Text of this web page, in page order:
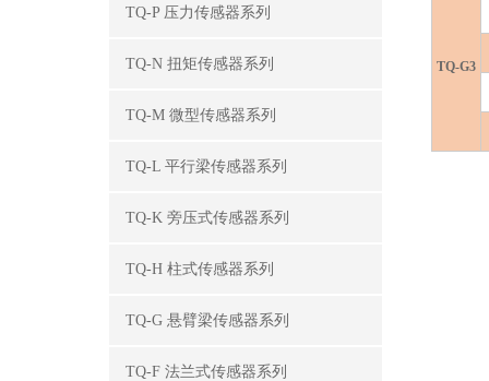
TQ-P 压力传感器系列
TQ-N 扭矩传感器系列
TQ-M 微型传感器系列
TQ-L 平行梁传感器系列
TQ-K 旁压式传感器系列
TQ-H 柱式传感器系列
TQ-G 悬臂梁传感器系列
TQ-F 法兰式传感器系列
TQ-G3